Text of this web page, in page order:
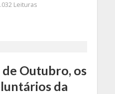
Leituras
Outubro, os
da